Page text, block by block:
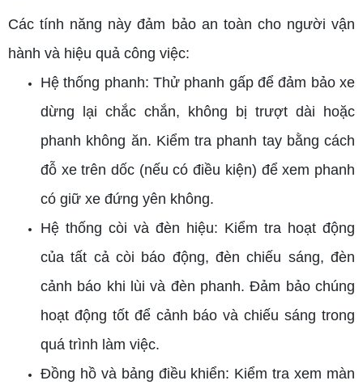
Các tính năng này đảm bảo an toàn cho người vận
hành và hiệu quả công việc:
Hệ thống phanh: Thử phanh gấp để đảm bảo xe
dừng lại chắc chắn, không bị trượt dài hoặc
phanh không ăn. Kiểm tra phanh tay bằng cách
đỗ xe trên dốc (nếu có điều kiện) để xem phanh
có giữ xe đứng yên không.
Hệ thống còi và đèn hiệu: Kiểm tra hoạt động
của tất cả còi báo động, đèn chiếu sáng, đèn
cảnh báo khi lùi và đèn phanh. Đảm bảo chúng
hoạt động tốt để cảnh báo và chiếu sáng trong
quá trình làm việc.
Đồng hồ và bảng điều khiển: Kiểm tra xem màn